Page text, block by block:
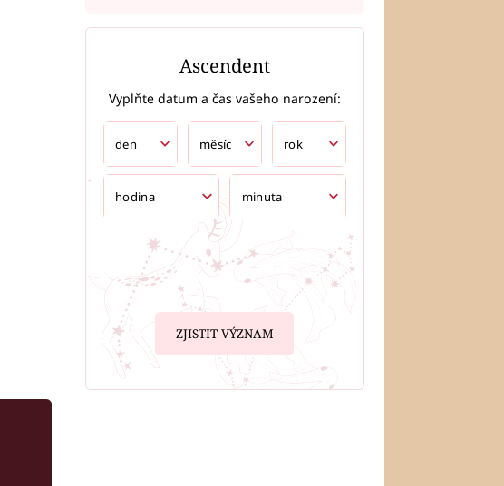
Ascendent
Vyplňte datum a čas vašeho narození:
ZJISTIT VÝZNAM